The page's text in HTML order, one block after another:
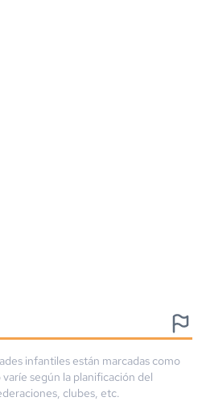
infantiles están marcadas como
según la planificación del
clubes, etc.